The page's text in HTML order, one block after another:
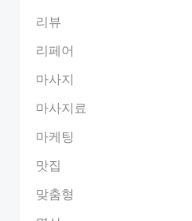
리뷰
리페어
마사지
마사지료
마케팅
맛집
맞춤형